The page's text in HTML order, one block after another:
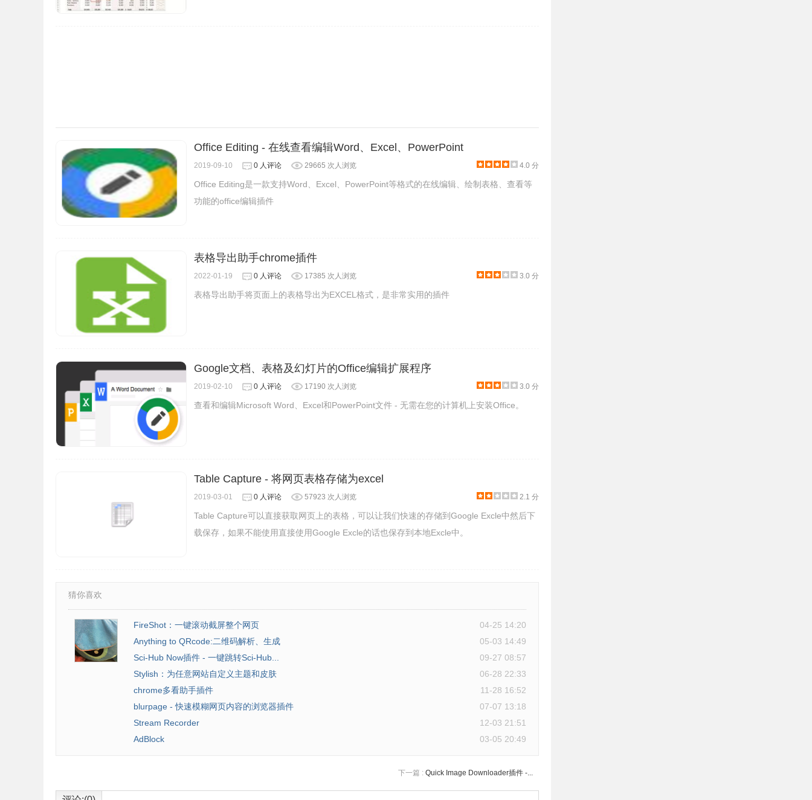
点击浏览器右上角的插件图标，可以看到一个展开的工具菜单。选择【Excel Online Editor】：
浏览器会打开一个新标签页，然后，再次点击【请选择Excel文档】，就可以上传本地文件了。
同样的方法，你也可以使用预览表格、创建新表格、PDF格式转换等功能。赶快尝试一下吧！
Office Editing - 在线查看编辑Word、Excel、PowerPoint
2019-09-10 0 人评论 29665 次人浏览 4.0 分
Office Editing是一款支持Word、Excel、PowerPoint等格式的在线编辑、绘制表格、查看等
功能的office编辑插件
表格导出助手chrome插件
2022-01-19 0 人评论 17385 次人浏览 3.0 分
表格导出助手将页面上的表格导出为EXCEL格式，是非常实用的插件
Google文档、表格及幻灯片的Office编辑扩展程序
2019-02-10 0 人评论 17190 次人浏览 3.0 分
查看和编辑Microsoft Word、Excel和PowerPoint文件 - 无需在您的计算机上安装Office。
Table Capture - 将网页表格存储为excel
2019-03-01 0 人评论 57923 次人浏览 2.1 分
Table Capture可以直接获取网页上的表格，可以让我们快速的存储到Google Excle中然后下
载保存，如果不能使用直接使用Google Excle的话也保存到本地Excle中。
猜你喜欢
FireShot：一键滚动截屏整个网页
04-25 14:20
Anything to QRcode:二维码解析、生成
05-03 14:49
Sci-Hub Now插件 - 一键跳转Sci-Hub...
09-27 08:57
Stylish：为任意网站自定义主题和皮肤
06-28 22:33
chrome多看助手插件
11-28 16:52
blurpage - 快速模糊网页内容的浏览器插件
07-07 13:18
Stream Recorder
12-03 21:51
AdBlock
03-05 20:49
下一篇 : Quick Image Downloader插件 -...